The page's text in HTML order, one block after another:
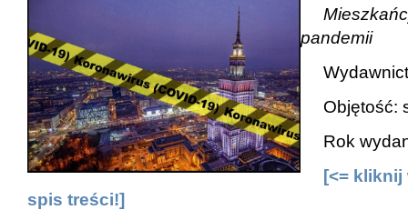
pandemii
Objętość:
Rok
[<= kliknij
spis treści!]